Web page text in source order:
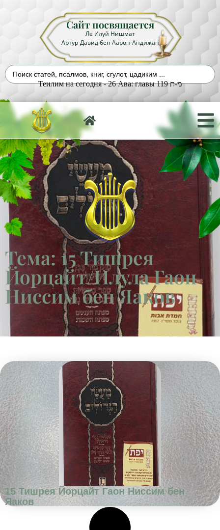
Сайт посвящается
Ле Илуй Нишмат
Артур-Давид бен Аарон-Андижан
Теилим на сегодня - 26 Ава: главы 119 מ-ת
Тема: 15 Тишрея
Йорцайт/Илула Гаон
Ниссим бен Яаков
15 Тишрея Йорцайт Гаон Ниссим бен
Яаков